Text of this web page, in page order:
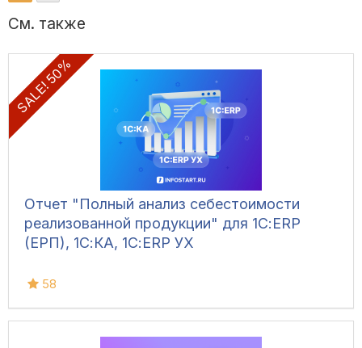
См. также
SALE! 50%
Отчет "Полный анализ себестоимости
реализованной продукции" для 1С:ERP
(ЕРП), 1С:КА, 1С:ERP УХ
58